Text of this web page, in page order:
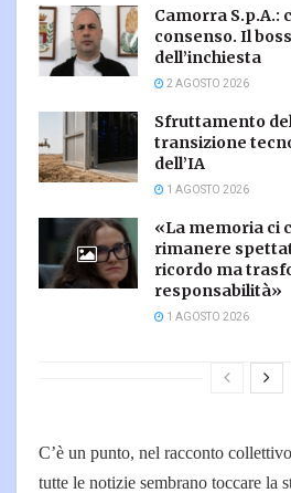
Camorra S.p.A.:
consenso. Il
dell’inchiesta
2 AGOSTO 2026
Sfruttamento
transizione
dell’IA
1 AGOSTO 2026
«La memoria ci
rimanere
ricordo ma
responsabilità»
1 AGOSTO 2026
C’è un punto, nel racconto
tutte le notizie sembrano toccare la